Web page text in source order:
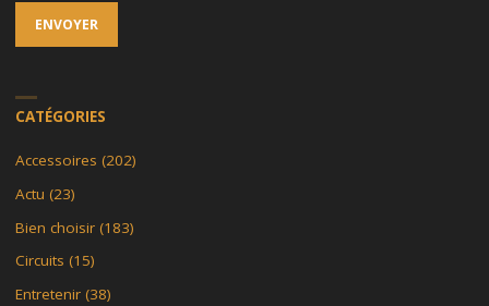
CATÉGORIES
Accessoires (202)
Actu (23)
Bien choisir(183)
Circuits (15)
Entretenir(38)